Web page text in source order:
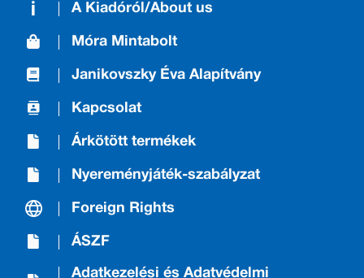
A Kiadóról/About us
Móra Mintabolt
Janikovszky Éva Alapítvány
Kapcsolat
Árkötött termékek
Nyereményjáték-szabályzat
Foreign Rights
ÁSZF
Adatkezelési és Adatvédelmi